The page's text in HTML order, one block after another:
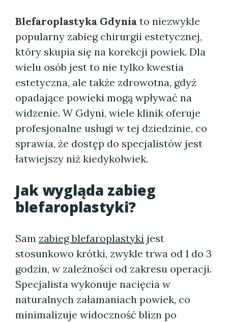
Blefaroplastyka Gdynia to niezwykle
popularny zabieg chirurgii estetycznej,
który skupia się na korekcji powiek. Dla
wielu osób jest to nie tylko kwestia
estetyczna, ale także zdrowotna, gdyż
opadające powieki mogą wpływać na
widzenie. W Gdyni, wiele klinik oferuje
profesjonalne usługi w tej dziedzinie, co
sprawia, że dostęp do specjalistów jest
łatwiejszy niż kiedykolwiek.
Jak wygląda zabieg
blefaroplastyki?
Sam zabieg blefaroplastyki jest
stosunkowo krótki, zwykle trwa od 1 do 3
godzin, w zależności od zakresu operacji.
Specjalista wykonuje nacięcia w
naturalnych załamaniach powiek, co
minimalizuje widoczność blizn po